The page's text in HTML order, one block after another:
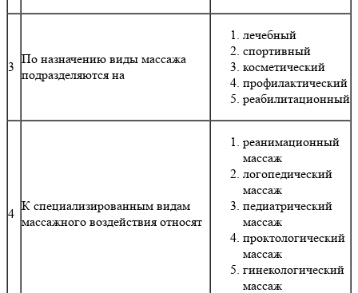
3
По назначению виды массажа
подразделяются на
лечебный
спортивный
косметический
профилактический
реабилитационный
4
К специализированным видам
массажного воздействия относят
реанимационный
массаж
логопедический
массаж
педиатрический
массаж
проктологический
массаж
гинекологический
массаж